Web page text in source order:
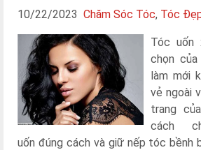
10/22/2023 Chăm Sóc Tóc, Tóc
Tóc uốn
chọn
làm mới
vẻ ngoài
trang
cách
uốn đúng cách và giữ nếp tóc bềnh